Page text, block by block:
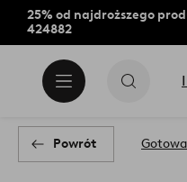
25% od najdroższego
424882
Powrót